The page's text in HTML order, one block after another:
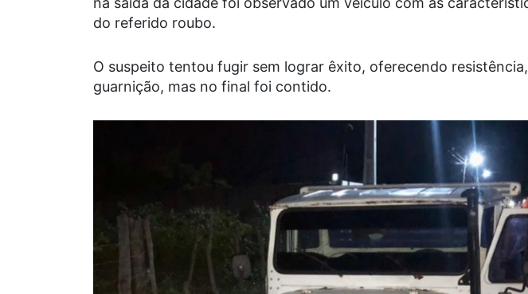
do referido roubo.
O suspeito tentou fugir sem lograr êxito, oferecendo
guarnição, mas no final foi contido.